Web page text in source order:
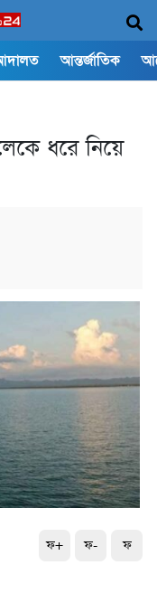
আন্তর্জাতিক
ধরে নিয়ে
ফ+ ফ- ফ